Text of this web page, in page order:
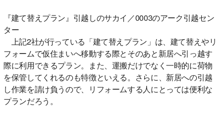
『建て替えプラン』引越しのサカイ／0003のアーク引越セン
ター
上記2社が行っている「建て替えプラン」は、建て替えやリ
フォームで仮住まいへ移動する際とそのあと新居へ引っ越す
際に利用できるプラン。また、運搬だけでなく一時的に荷物
を保管してくれるのも特徴といえる。さらに、新居への引越
し作業を請け負うので、リフォームする人にとっては便利な
プランだろう。